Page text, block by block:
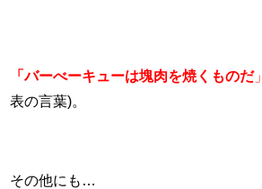
「バーべーキューは塊肉を焼くものだ」
表の言葉)。
その他にも…